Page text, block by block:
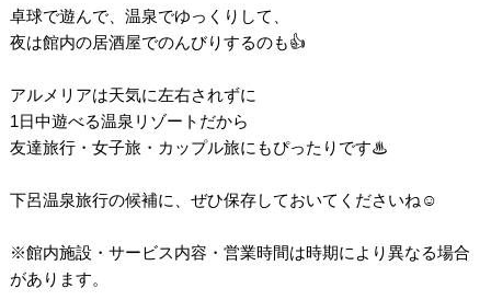
卓球で遊んで、温泉でゆっくりして、
夜は館内の居酒屋でのんびりするのも👍
アルメリアは天気に左右されずに
1日中遊べる温泉リゾートだから
友達旅行・女子旅・カップル旅にもぴったりです♨︎
下呂温泉旅行の候補に、ぜひ保存しておいてくださいね☺️
※館内施設・サービス内容・営業時間は時期により異なる場合
があります。